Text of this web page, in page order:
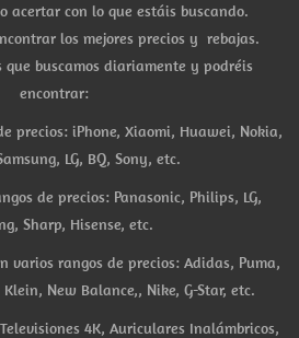
acertar con lo que estáis buscando.
los mejores precios y rebajas.
que buscamos diariamente y podréis
encontrar:
precios: iPhone, Xiaomi, Huawei, Nokia,
LG, BQ, Sony, etc.
de precios: Panasonic, Philips, LG,
Sharp, Hisense, etc.
varios rangos de precios: Adidas, Puma,
New Balance,, Nike, G-Star, etc.
4K, Auriculares Inalámbricos,